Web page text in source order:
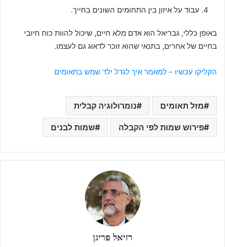
עבוד על איזון בין התחומים השונים בחייך.
באופן כללי, גבריאל הוא אדם מלא חיים, שיכול להוות כוח חיובי
בחיים של אחרים, בתנאי שהוא זוכר לדאוג גם לעצמו.
הקליקו עכשיו – למאמר איך לגדל ילד שמש בתאומים
מזל תאומים נומרולוגיה קבלית
פירוש שמות לפי הקבלה שמות לבנים
רזיאל פריגן